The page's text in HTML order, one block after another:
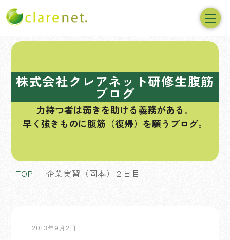
株式会社クレアネット研修生腹筋
ブログ
力持つ者は弱きを助ける義務がある。
早く強きものに腹筋（復帰）を願うブログ。
TOP 企業実習（岡本）２日目
2013年9月2日